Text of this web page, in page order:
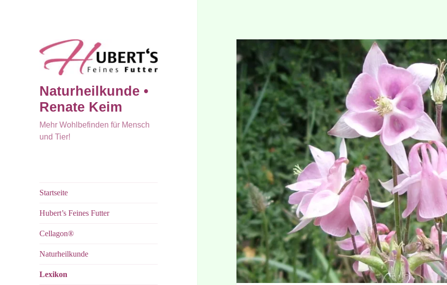
Naturheilkunde •
Renate Keim
Mehr Wohlbefinden für Mensch
und Tier!
Startseite
Hubert’s Feines Futter
Cellagon®
Naturheilkunde
Lexikon